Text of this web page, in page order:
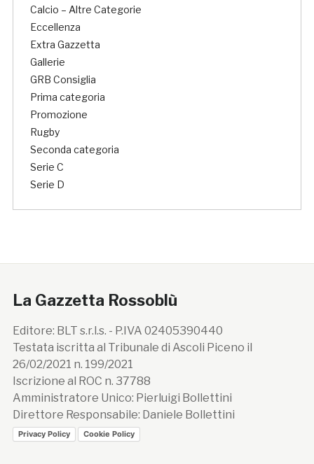
Calcio – Altre Categorie
Eccellenza
Extra Gazzetta
Gallerie
GRB Consiglia
Prima categoria
Promozione
Rugby
Seconda categoria
Serie C
Serie D
La Gazzetta Rossoblù
Editore: BLT s.r.l.s. - P.IVA 02405390440
Testata iscritta al Tribunale di Ascoli Piceno il
26/02/2021 n. 199/2021
Iscrizione al ROC n. 37788
Amministratore Unico: Pierluigi Bollettini
Direttore Responsabile: Daniele Bollettini
Privacy Policy Cookie Policy